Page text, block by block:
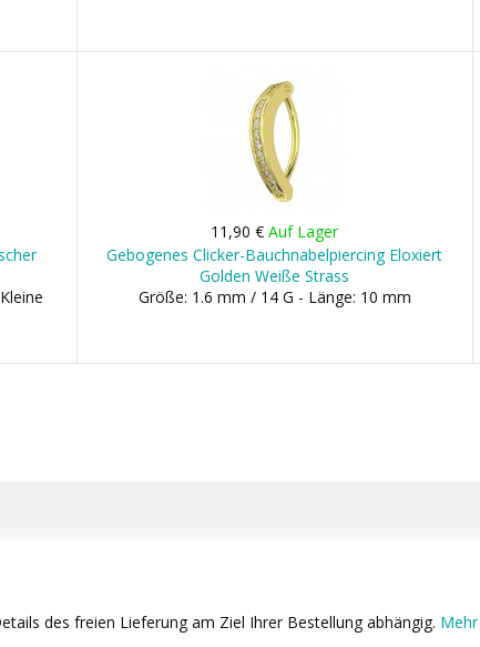
11,90 €Auf Lager
Gebogenes Clicker-Bauchnabelpiercing Eloxiert
Golden Weiße Strass
Größe: 1.6 mm / 14 G - Länge: 10 mm
des freien Lieferung am Ziel Ihrer Bestellung abhängig.